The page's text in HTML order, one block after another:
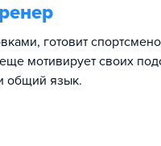
готовит
мотивирует своих
общий язык.